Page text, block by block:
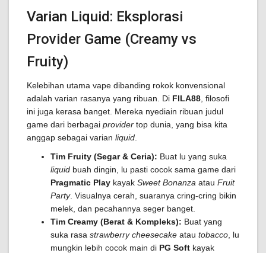
Varian Liquid: Eksplorasi
Provider Game (Creamy vs
Fruity)
Kelebihan utama vape dibanding rokok konvensional
adalah varian rasanya yang ribuan. Di FILA88 , filosofi
ini juga kerasa banget. Mereka nyediain ribuan judul
game dari berbagai provider top dunia, yang bisa kita
anggap sebagai varian liquid
Tim Fruity (Segar & Ceria): Buat lu yang suka
liquid buah dingin, lu pasti cocok sama game dari
Pragmatic Play kayak Sweet Bonanza atau Fruit
Party. Visualnya cerah, suaranya cring-cring bikin
melek, dan pecahannya seger banget.
Tim Creamy (Berat & Kompleks): Buat yang
suka rasa strawberry cheesecake atau tobacco , lu
mungkin lebih cocok main di PG Soft kayak